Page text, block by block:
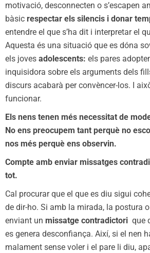
motivació, desconnecten o s’escapen
bàsic respectar els silencis i donar
entendre el que s’ha dit i interpretar el
Aquesta és una situació que es dóna
els joves adolescents: els pares
inquisidora sobre els arguments dels
discurs acabarà per convèncer-los. I
funcionar.
Els nens tenen més necessitat de
No ens preocupem tant perquè no
nos més perquè ens observin.
Compte amb enviar missatges
tot.
Cal procurar que el que es diu sigui
de dir-ho. Si amb la mirada, la postura o
enviant un missatge contradictori que
es genera desconfiança. Així, si el nen
malament sense voler i el pare li diu,